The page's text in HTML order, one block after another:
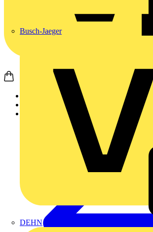
Busch-Jaeger
DEHN